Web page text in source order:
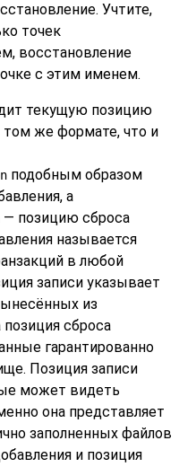
Учтите,
точек
восстановление
с этим именем.
текущую позицию
том же формате, что и
подобным образом
а
— позицию сброса
называется
в любой
записи указывает
из
сброса
гарантированно
Позиция записи
может видеть
она представляет
заполненных файлов
и позиция